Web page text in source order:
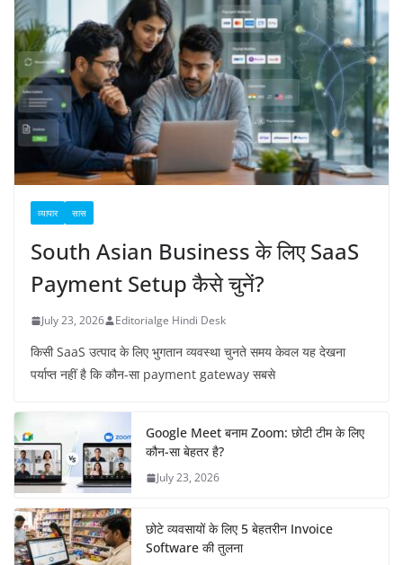
व्यापार सास
South Asian Business के लिए SaaS
Payment Setup कैसे चुनें?
July 23, 2026 Editorialge Hindi Desk
किसी SaaS उत्पाद के लिए भुगतान व्यवस्था चुनते समय केवल यह देखना
पर्याप्त नहीं है कि कौन-सा payment gateway सबसे
Google Meet बनाम Zoom: छोटी टीम के लिए
कौन-सा बेहतर है?
July 23, 2026
छोटे व्यवसायों के लिए 5 बेहतरीन Invoice
Software की तुलना